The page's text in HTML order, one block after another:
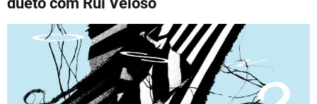
g